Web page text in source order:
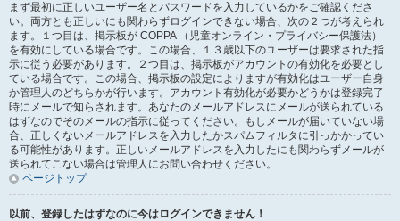
まず最初に正しいユーザー名とパスワードを入力しているかをご確認くださ
い。両方とも正しいにも関わらずログインできない場合、次の２つが考えられ
ます。１つ目は、掲示板が COPPA （児童オンライン・プライバシー保護法）
を有効にしている場合です。この場合、１３歳以下のユーザーは要求された指
示に従う必要があります。２つ目は、掲示板がアカウントの有効化を必要とし
ている場合です。この場合、掲示板の設定によりますが有効化はユーザー自身
か管理人のどちらかが行います。アカウント有効化が必要かどうかは登録完了
時にメールで知らされます。あなたのメールアドレスにメールが送られている
はずなのでそのメールの指示に従ってください。もしメールが届いていない場
合、正しくないメールアドレスを入力したかスパムフィルタに引っかかってい
る可能性があります。正しいメールアドレスを入力したにも関わらずメールが
送られてこない場合は管理人にお問い合わせください。
ページトップ
以前、登録したはずなのに今はログインできません！